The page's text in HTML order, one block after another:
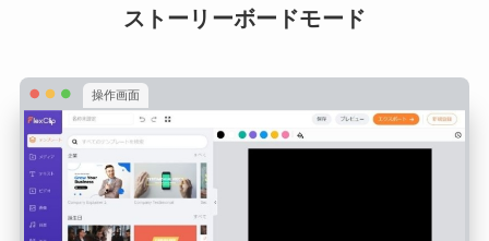
ストーリーボードモード
操作画面